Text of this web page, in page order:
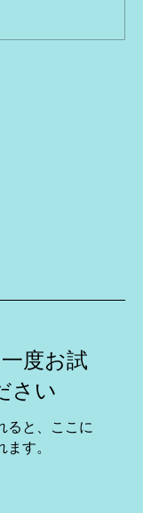
度お試
さい
ると、ここに
す。